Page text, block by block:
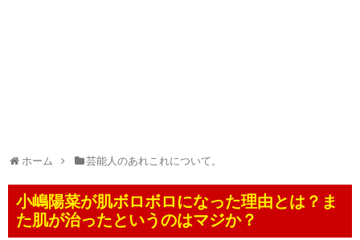
ホーム 芸能人のあれこれについて。
小嶋陽菜が肌ボロボロになった理由とは？ま
た肌が治ったというのはマジか？